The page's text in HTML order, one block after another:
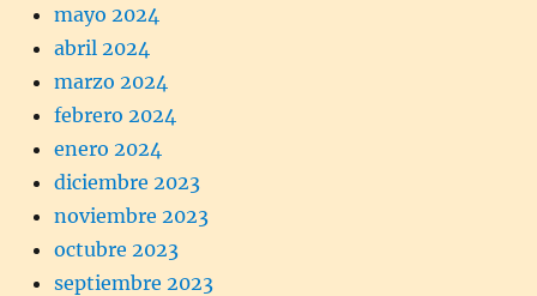
mayo 2024
abril 2024
marzo 2024
febrero 2024
enero 2024
diciembre 2023
noviembre 2023
octubre 2023
septiembre 2023